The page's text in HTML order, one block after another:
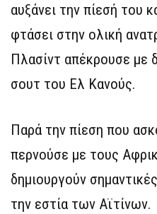
αυξάνει την πίεσή του
φτάσει στην ολική
Πλασίντ απέκρουσε με
σουτ του Ελ Κανούς.
Παρά την πίεση που
περνούσε με τους
δημιουργούν
την εστία των Αϊτίνων.